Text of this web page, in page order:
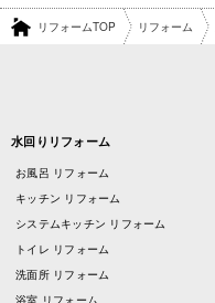
リフォームTOP リフォーム
水回りリフォーム
お風呂 リフォーム
キッチン リフォーム
システムキッチン リフォーム
トイレ リフォーム
洗面所 リフォーム